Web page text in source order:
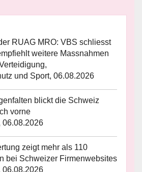
RUAG MRO: VBS schliesst
weitere Massnahmen
und Sport, 06.08.2026
blickt die Schweiz
vorne
06.08.2026
zeigt mehr als 110
bei Schweizer Firmenwebsites
06.08.2026